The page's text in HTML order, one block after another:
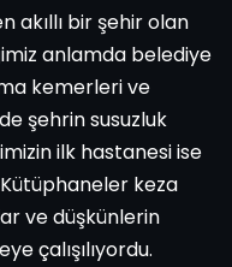
akıllı bir şehir olan
anlamda belediye
kemerleri ve
şehrin susuzluk
ilk hastanesi ise
keza
ve düşkünlerin
çalışılıyordu.